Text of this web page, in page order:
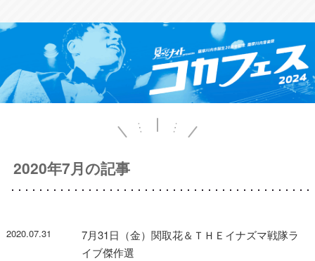
2020年7月の記事
2020.07.31
7月31日（金）関取花＆ＴＨＥイナズマ戦隊ラ
イブ傑作選